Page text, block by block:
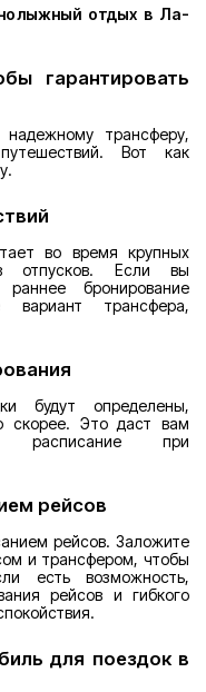
отдых в Ла-
гарантировать
трансферу,
Вот как
во время крупных
отпусков. Если вы
бронирование
трансфера,
будут определены,
скорее. Это даст вам
расписание при
рейсов
рейсов. Заложите
и трансфером, чтобы
есть возможность,
рейсов и гибкого
для поездок в